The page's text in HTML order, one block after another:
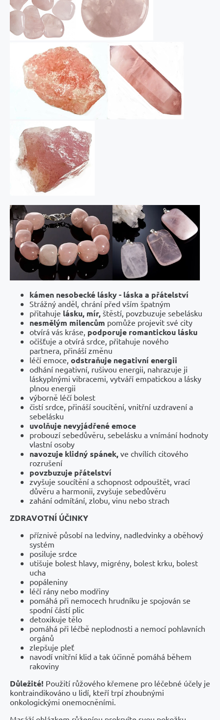
kámen nesobecké lásky - láska a přátelství
Strážný anděl, chrání před vším špatným
přitahuje lásku, mír, štěstí, povzbuzuje sebelásku
nesmělým milencům pomůže projevit své city
otvírá vás kráse, podporuje romantickou lásku
očišťuje a otvírá srdce, přitahuje nového
partnera, přináší změnu
léčí emoce, odstraňuje negativní energii
odhání negativní, rušivou energii, nahrazuje ji
láskyplnými vibracemi, vytváří empatickou a lásky
plnou energii
výborně léčí bolest
čistí srdce, přináší soucítění, vnitřní uzdravení a
sebelásku
uvolňuje nevyjádřené emoce
probouzí sebedůvěru, sebelásku a vnímání hodnoty
vlastní osoby
navozuje klidný spánek, ve chvílích citového
rozrušení
povzbuzuje přátelství
zvyšuje soucítění a schopnost odpouštět, vrací
důvěru a harmonii, zvyšuje sebedůvěru
zahání odmítání, zlobu, vinu nebo strach
ZDRAVOTNÍ ÚČINKY
příznivě působí na ledviny, nadledvinky a oběhový
systém
posiluje srdce
utišuje bolest hlavy, migrény, bolest krku, bolest
ucha
popáleniny
léčí rány nebo modřiny
pomáhá při nemocech hrudníku je spojován se
spodní částí plic
detoxikuje tělo
pomáhá při léčbě neplodnosti a nemocí pohlavních
orgánů
zlepšuje pleť
navodí vnitřní klid a tak účinně pomáhá během
rakoviny
Důležité! Použití růžového křemene pro léčebné účely je
kontraindikováno u lidí, kteří trpí zhoubnými
onkologickými onemocněními.